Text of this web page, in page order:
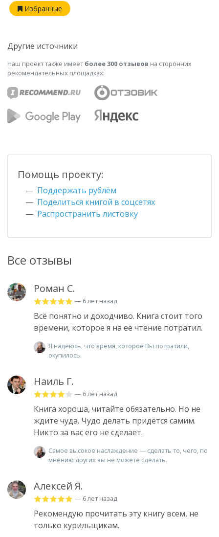
Все отзывы
Роман С.
— 6 лет назад
Всё понятно и доходчиво. Книга стоит того
времени, которое я на её чтение потратил.
Я надеюсь, что время, которое Вы потратили,
окупилось.
Наиль Г.
— 6 лет назад
Книга хороша, читайте обязательно. Но не
ждите чуда. Чудо делать придётся самим.
Никто за вас его не сделает.
Самое высокое наслаждение — сделать то, чего, по
мнению других вы не можете сделать.
Алексей Я.
— 6 лет назад
Рекомендую прочитать эту книгу всем, не
только курильщикам.
Избранные
Другие источники
Наш проект также имеетболее 300 отзывов на сторонних
рекомендательных площадках:
Помощь проекту:
Поддержать рублём
Поделиться книгой в соцсетях
Распространить листовку